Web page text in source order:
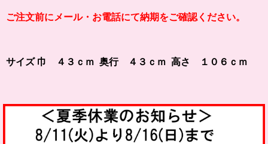
ご注文前にメール・お電話にて納期をご確認ください。
サイズ 巾 ４３ｃｍ 奥行 ４３ｃｍ 高さ １０６ｃｍ